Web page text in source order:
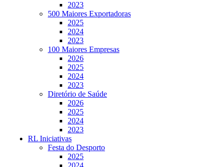
2023
500 Maiores Exportadoras
2025
2024
2023
100 Maiores Empresas
2026
2025
2024
2023
Diretório de Saúde
2026
2025
2024
2023
RL Iniciativas
Festa do Desporto
2025
2024